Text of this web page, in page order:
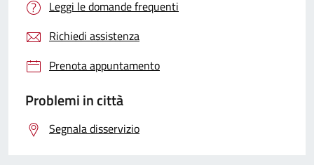
Leggi le domande frequenti
Richiedi assistenza
Prenota appuntamento
Problemi in città
Segnala disservizio